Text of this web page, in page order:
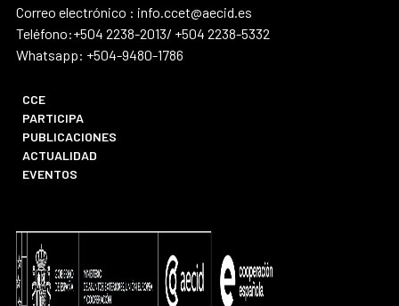
Correo electrónico : info.ccet@aecid.es
Teléfono:+504 2238-2013/ +504 2238-5332
Whatsapp: +504-9480-1786
CCE
PARTICIPA
PUBLICACIONES
ACTUALIDAD
EVENTOS